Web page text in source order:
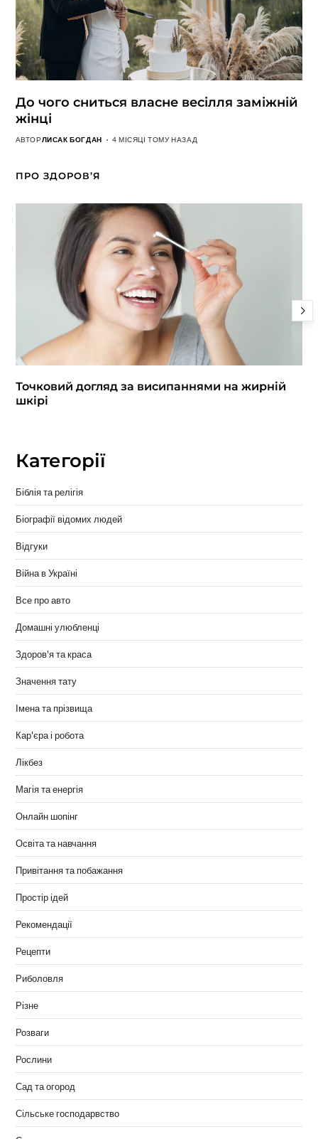
До чого сниться власне весілля заміжній
жінці
АВТОРЛИСАК БОГДАН 4 МІСЯЦІ ТОМУ НАЗАД
ПРО ЗДОРОВ’Я
Точковий догляд за висипаннями на жирній
шкірі
Категорії
Біблія та релігія
Біографії відомих людей
Відгуки
Війна в Україні
Все про авто
Домашні улюбленці
Здоров'я та краса
Значення тату
Імена та прізвища
Кар'єра і робота
Лікбез
Магія та енергія
Онлайн шопінг
Освіта та навчання
Привітання та побажання
Простір ідей
Рекомендації
Рецепти
Риболовля
Різне
Розваги
Рослини
Сад та огород
Сільське господарвство